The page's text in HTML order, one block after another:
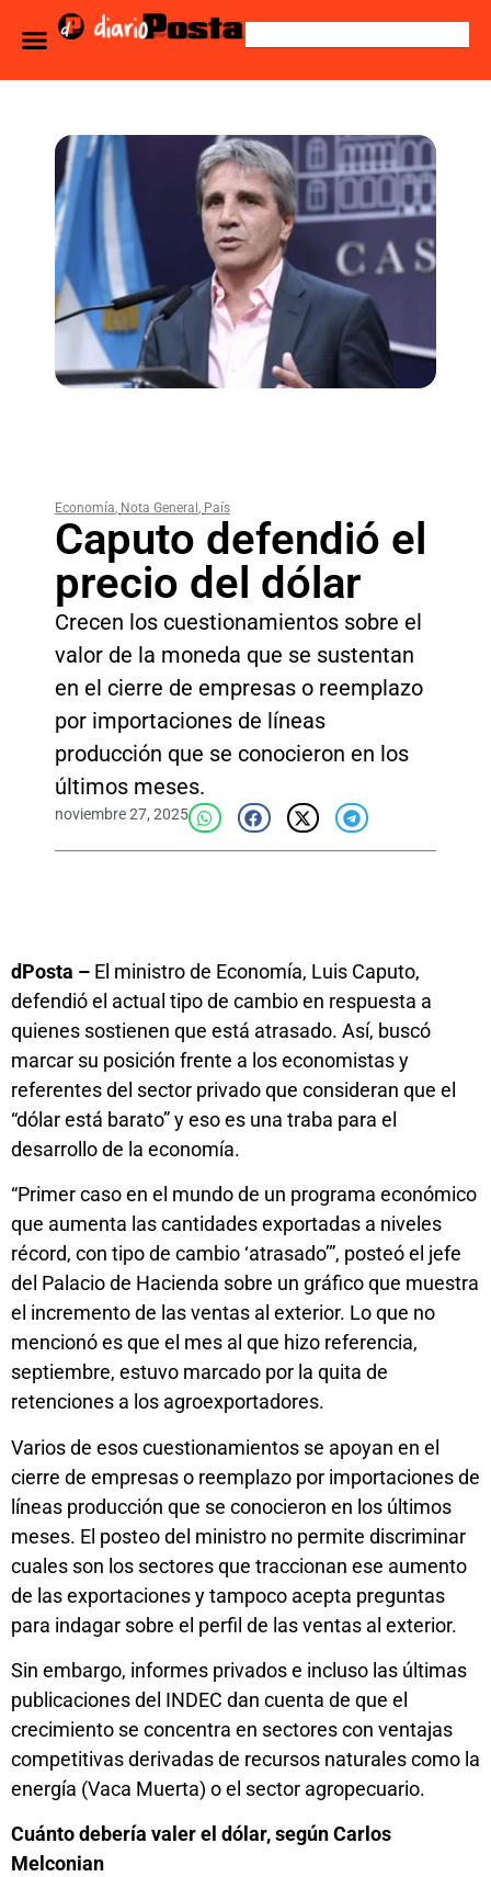
Economía, Nota General , País
Caputo defendió el
precio del dólar
Crecen los cuestionamientos sobre el
valor de la moneda que se sustentan
en el cierre de empresas o reemplazo
por importaciones de líneas
producción que se conocieron en los
últimos meses.
noviembre 27, 2025
dPosta – El ministro de Economía, Luis Caputo,
defendió el actual tipo de cambio en respuesta a
quienes sostienen que está atrasado. Así, buscó
marcar su posición frente a los economistas y
referentes del sector privado que consideran que el
“dólar está barato” y eso es una traba para el
desarrollo de la economía.
“Primer caso en el mundo de un programa económico
que aumenta las cantidades exportadas a niveles
récord, con tipo de cambio ‘atrasado’”, posteó el jefe
del Palacio de Hacienda sobre un gráfico que muestra
el incremento de las ventas al exterior. Lo que no
mencionó es que el mes al que hizo referencia,
septiembre, estuvo marcado por la quita de
retenciones a los agroexportadores.
Varios de esos cuestionamientos se apoyan en el
cierre de empresas o reemplazo por importaciones de
líneas producción que se conocieron en los últimos
meses. El posteo del ministro no permite discriminar
cuales son los sectores que traccionan ese aumento
de las exportaciones y tampoco acepta preguntas
para indagar sobre el perfil de las ventas al exterior.
Sin embargo, informes privados e incluso las últimas
publicaciones del INDEC dan cuenta de que el
crecimiento se concentra en sectores con ventajas
competitivas derivadas de recursos naturales como la
energía (Vaca Muerta) o el sector agropecuario.
Cuánto debería valer el dólar, según Carlos
Melconian